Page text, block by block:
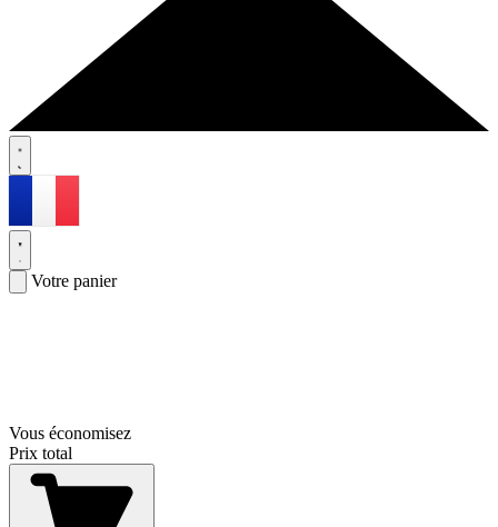
Votre panier
Vous économisez
Prix total